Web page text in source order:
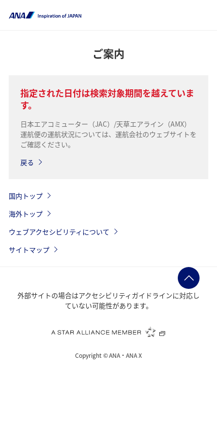
ご案内
指定された日付は検索対象期間を越えていま
す。
日本エアコミューター（JAC）/天草エアライン（AMX）
運航便の運航状況については、運航会社のウェブサイトを
ご確認ください。
戻る
国内トップ
海外トップ
ウェブアクセシビリティについて
サイトマップ
外部サイトの場合はアクセシビリティガイドラインに対応し
ていない可能性があります。
Copyright ©ANA・ANA X